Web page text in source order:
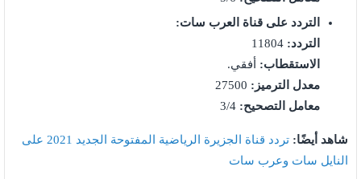
التردد على قناة العرب سات:
التردد: 11804
الاستقطاب: أفقي.
معدل الترميز: 27500
معامل التصحيح:
شاهد أيضًا:
تردد قناة الجزيرة الرياضية المفتوحة الجديد 2021 على
النايل سات وعرب سات